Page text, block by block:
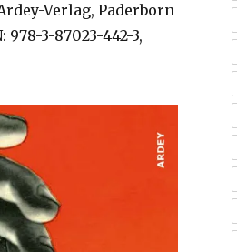
Verlag, Paderborn
3-87023-442-3,